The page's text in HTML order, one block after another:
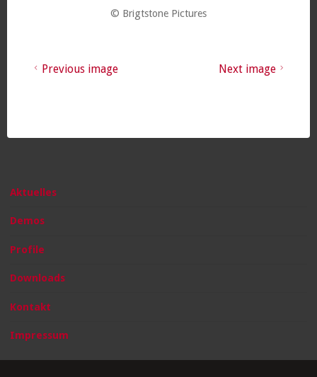
© Brigtstone Pictures
Previous image Next image
Aktuelles
Demos
Profile
Downloads
Kontakt
Impressum